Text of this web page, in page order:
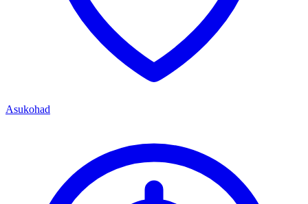
Asukohad